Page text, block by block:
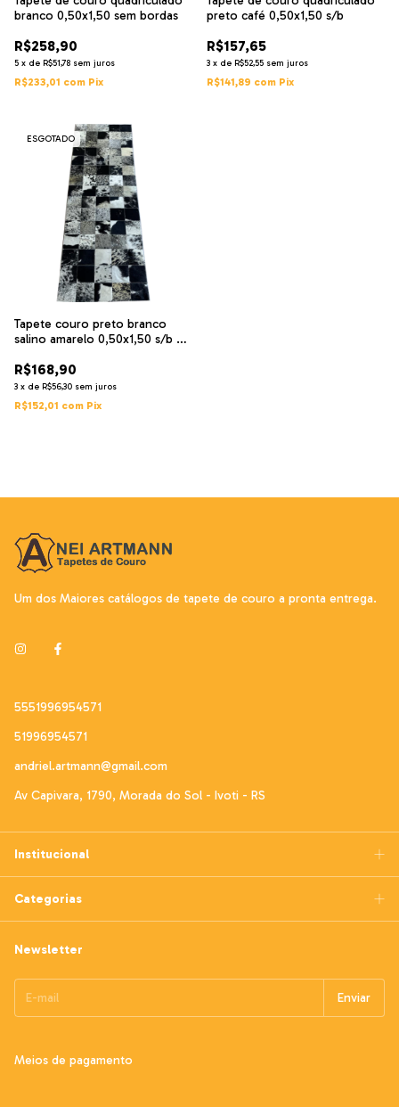
branco 0,50x1,50 sem bordas
R$258,90
5 x de R$51,78 sem juros
R$233,01 com Pix
preto café 0,50x1,50 s/b
R$157,65
3 x de R$52,55 sem juros
R$141,89 com Pix
ESGOTADO
Tapete couro preto branco
salino amarelo 0,50x1,50 s/b pç
R$168,90
3 x de R$56,30 sem juros
R$152,01 com Pix
Um dos Maiores catálogos de tapete de couro a pronta entrega.
5551996954571
51996954571
andriel.artmann@gmail.com
Av Capivara, 1790, Morada do Sol - Ivoti - RS
Institucional
Categorias
Newsletter
Meios de pagamento